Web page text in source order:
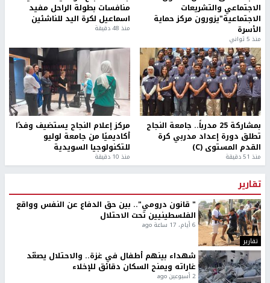
الاجتماعي والتشريعات
الاجتماعية"يزورون مركز حماية
الأسرة
منذ 5 ثواني
منافسات بطولة الراحل مفيد
اسماعيل لكرة اليد للناشئين
منذ 48 دقيقة
بمشاركة 25 مدرباً.. جامعة النجاح
تطلق دورة إعداد مدربي كرة
القدم المستوى (C)
منذ 51 دقيقة
مركز إعلام النجاح يستضيف وفدًا
أكاديميًا من جامعة لوليو
للتكنولوجيا السويدية
منذ 10 دقيقة
تقارير
تقارير
" قانون درومي".. بين حق الدفاع عن النفس وواقع
الفلسطينيين تحت الاحتلال
6 أيام، 17 ساعة ago
شهداء بينهم أطفال في غزة.. والاحتلال يصعّد
غاراته ويمنح السكان دقائق للإخلاء
2 أسبوعين ago